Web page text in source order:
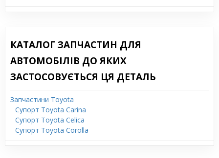
КАТАЛОГ ЗАПЧАСТИН ДЛЯ
АВТОМОБІЛІВ ДО ЯКИХ
ЗАСТОСОВУЄТЬСЯ ЦЯ ДЕТАЛЬ
Запчастини Toyota
Супорт Toyota Carina
Супорт Toyota Celica
Супорт Toyota Corolla